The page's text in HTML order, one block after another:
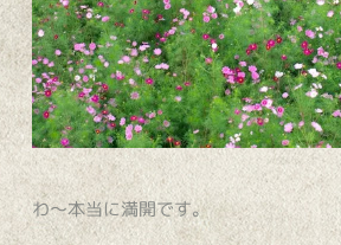
わ〜本当に満開です。